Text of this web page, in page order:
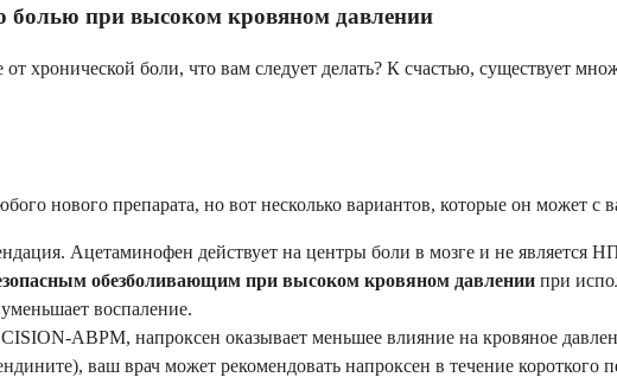
болью при высоком кровяном давлении
хронической боли, что вам следует делать? К счастью, существует
нового препарата, но вот несколько вариантов, которые он может с
Ацетаминофен действует на центры боли в мозге и не
обезболивающим при высоком кровяном давлении при
воспаление.
ABPM, напроксен оказывает меньшее влияние на кровяное
ваш врач может рекомендовать напроксен в течение